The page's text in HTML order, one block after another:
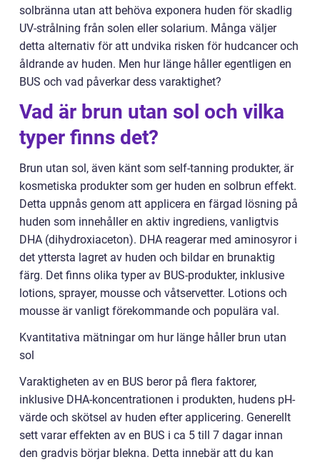
solbränna utan att behöva exponera huden för skadlig
UV-strålning från solen eller solarium. Många väljer
detta alternativ för att undvika risken för hudcancer och
åldrande av huden. Men hur länge håller egentligen en
BUS och vad påverkar dess varaktighet?
Vad är brun utan sol och vilka
typer finns det?
Brun utan sol, även känt som self-tanning produkter, är
kosmetiska produkter som ger huden en solbrun effekt.
Detta uppnås genom att applicera en färgad lösning på
huden som innehåller en aktiv ingrediens, vanligtvis
DHA (dihydroxiaceton). DHA reagerar med aminosyror i
det yttersta lagret av huden och bildar en brunaktig
färg. Det finns olika typer av BUS-produkter, inklusive
lotions, sprayer, mousse och våtservetter. Lotions och
mousse är vanligt förekommande och populära val.
Kvantitativa mätningar om hur länge håller brun utan
sol
Varaktigheten av en BUS beror på flera faktorer,
inklusive DHA-koncentrationen i produkten, hudens pH-
värde och skötsel av huden efter applicering. Generellt
sett varar effekten av en BUS i ca 5 till 7 dagar innan
den gradvis börjar blekna. Detta innebär att du kan